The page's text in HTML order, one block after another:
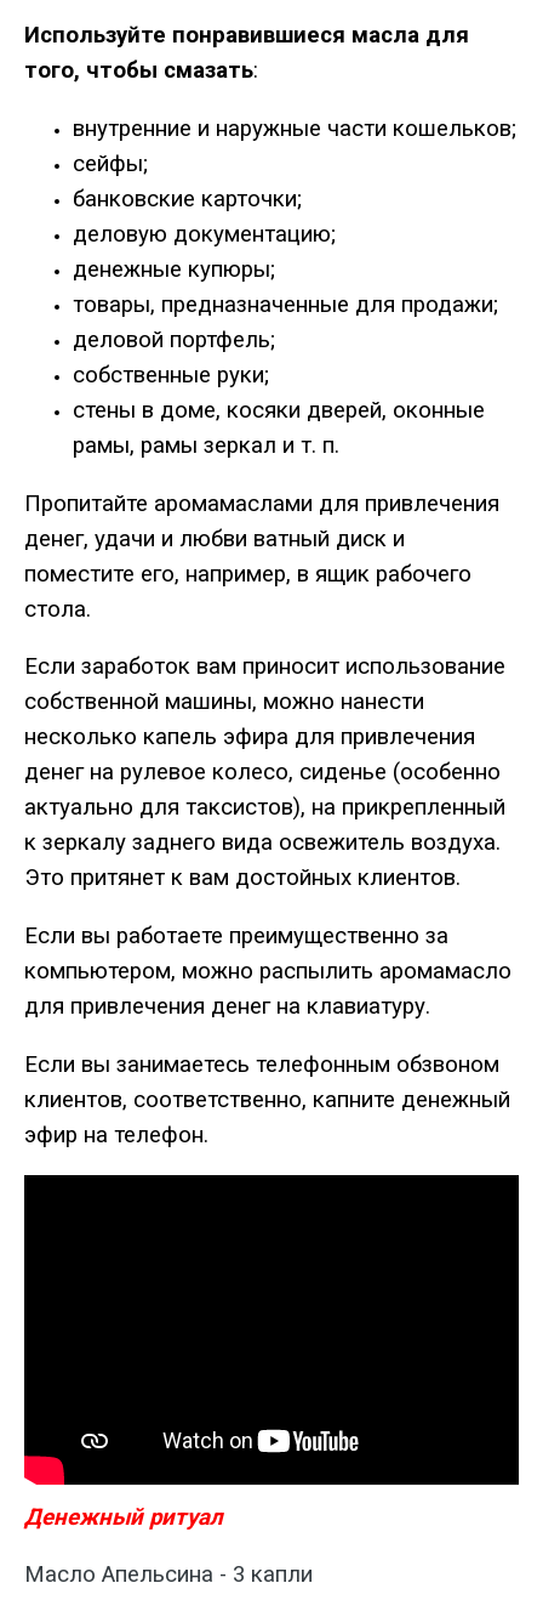
Используйте понравившиеся масла для
того, чтобы смазать:
внутренние и наружные части кошельков;
сейфы;
банковские карточки;
деловую документацию;
денежные купюры;
товары, предназначенные для продажи;
деловой портфель;
собственные руки;
стены в доме, косяки дверей, оконные
рамы, рамы зеркал и т. п.
Пропитайте аромамаслами для привлечения
денег, удачи и любви ватный диск и
поместите его, например, в ящик рабочего
стола.
Если заработок вам приносит использование
собственной машины, можно нанести
несколько капель эфира для привлечения
денег на рулевое колесо, сиденье (особенно
актуально для таксистов), на прикрепленный
к зеркалу заднего вида освежитель воздуха.
Это притянет к вам достойных клиентов.
Если вы работаете преимущественно за
компьютером, можно распылить аромамасло
для привлечения денег на клавиатуру.
Если вы занимаетесь телефонным обзвоном
клиентов, соответственно, капните денежный
эфир на телефон.
Денежный ритуал
Масло Апельсина - 3 капли